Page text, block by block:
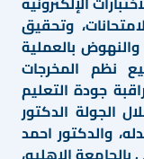
وتحقيق
بالعملية
نظم المخرجات
جودة التعليم
الجولة الدكتور
والدكتور احمد